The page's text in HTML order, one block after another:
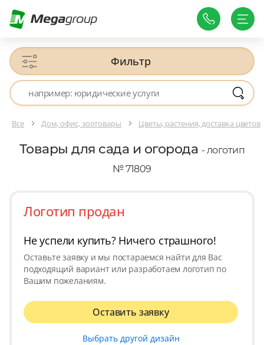
Фильтр
Все Дом, офис, зоотовары Цветы, растения, доставка цветов
Товары для сада и огорода - логотип
№ 71809
Логотип продан
Не успели купить? Ничего страшного!
Оставьте заявку и мы постараемся найти для Вас
подходящий вариант или разработаем логотип по
Вашим пожеланиям.
Оставить заявку
Выбрать другой дизайн